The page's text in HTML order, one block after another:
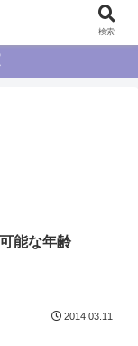
能な年齢
2014.03.11
検索